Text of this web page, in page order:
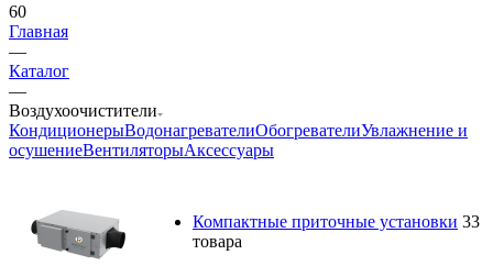
60
Главная
—
Каталог
—
Воздухоочистители
КондиционерыВодонагревателиОбогревателиУвлажнение и
осушениеВентиляторыАксессуары
Компактные приточные установки 33
товара